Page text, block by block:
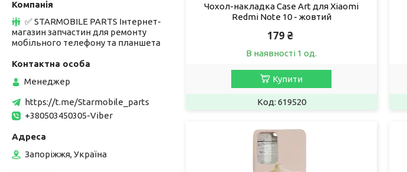
Чохол-накладка Case Art для Xiaomi
Redmi Note 10 - жовтий
179 ₴
В наявності 1 од.
Купити
619520
✅ STARMOBILE PARTS Інтернет-
магазин запчастин для ремонту
мобільного телефону та планшета
Менеджер
https://t.me/Starmobile_parts
+380503450305-Viber
Запоріжжя, Україна